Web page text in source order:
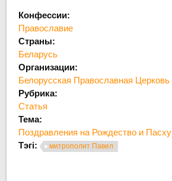
Конфессии:
Православие
Страны:
Беларусь
Организации:
Белорусская Православная Церковь
Рубрика:
Статья
Тема:
Поздравления на Рождество и Пасху
Тэгі:
митрополит Павел